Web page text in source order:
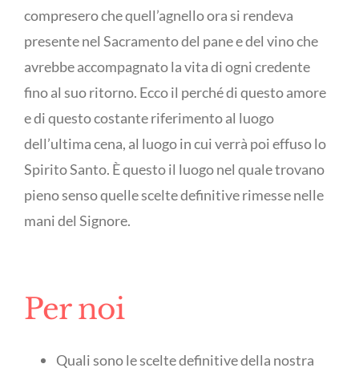
compresero che quell’agnello ora si rendeva
presente nel Sacramento del pane e del vino che
avrebbe accompagnato la vita di ogni credente
fino al suo ritorno. Ecco il perché di questo amore
e di questo costante riferimento al luogo
dell’ultima cena, al luogo in cui verrà poi effuso lo
Spirito Santo. È questo il luogo nel quale trovano
pieno senso quelle scelte definitive rimesse nelle
mani del Signore.
Per noi
Quali sono le scelte definitive della nostra